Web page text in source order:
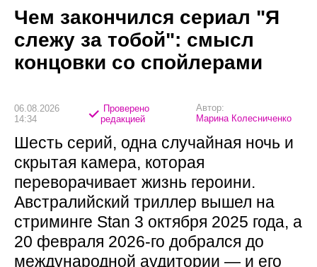
Чем закончился сериал "Я
слежу за тобой": смысл
концовки со спойлерами
06.08.2026
14:34
Проверено
редакцией
Автор:
Марина Колесниченко
Шесть серий, одна случайная ночь и
скрытая камера, которая
переворачивает жизнь героини.
Австралийский триллер вышел на
стриминге Stan 3 октября 2025 года, а
20 февраля 2026-го добрался до
международной аудитории — и его